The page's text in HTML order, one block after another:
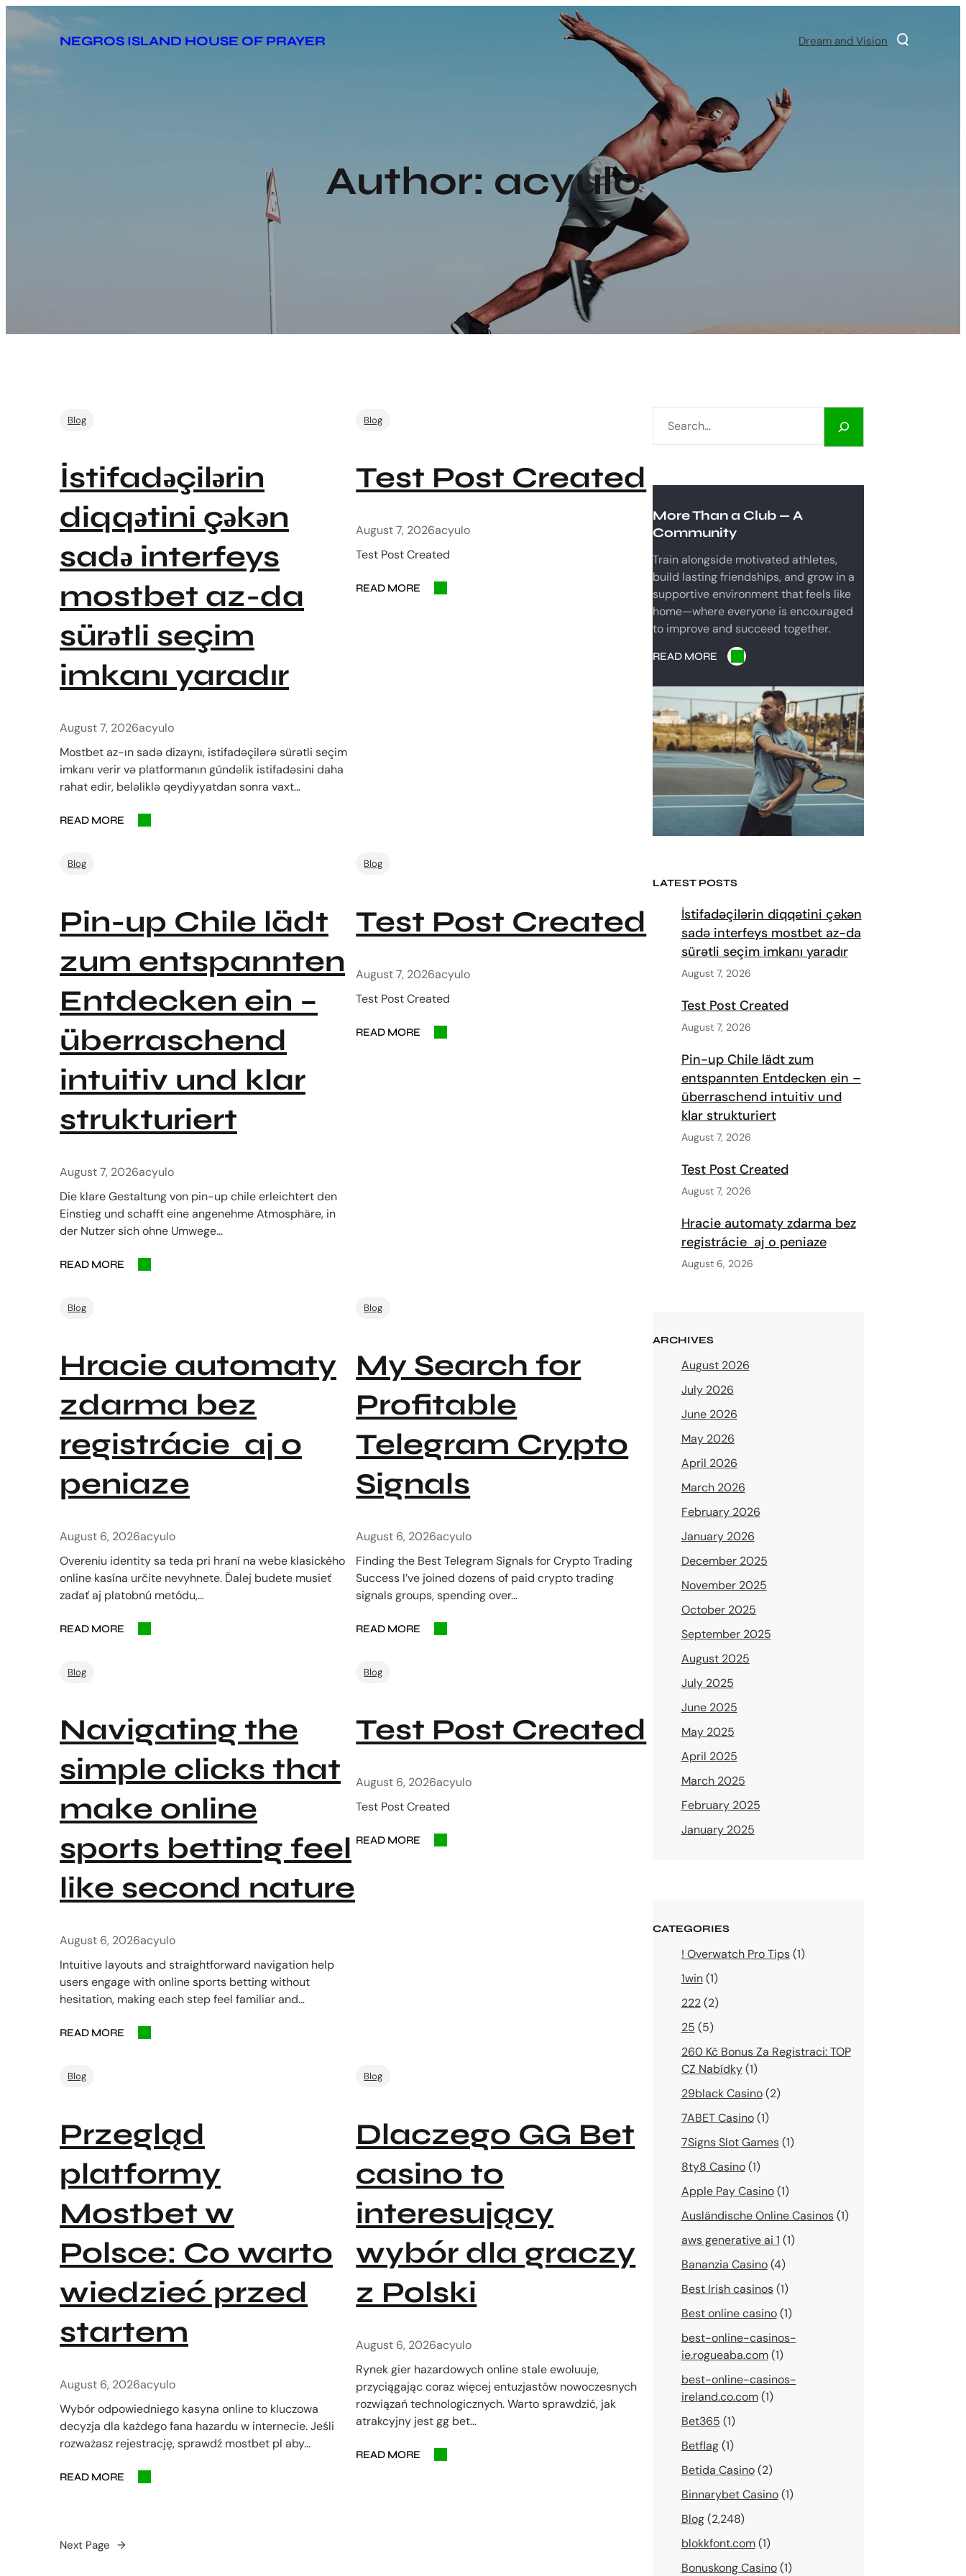
Skip
NEGROS ISLAND HOUSE OF PRAYER Dream and Vision
Author: acyulo
Blog
İstifadəçilərin
diqqətini çəkən
sadə interfeys
mostbet az-da
sürətli seçim
imkanı yaradır
August 7, 2026acyulo
Mostbet az-ın sadə dizaynı, istifadəçilərə sürətli seçim
imkanı verir və platformanın gündəlik istifadəsini daha
rahat edir, beləliklə qeydiyyatdan sonra vaxt…
READ MORE
Blog
Test Post Created
August 7, 2026acyulo
Test Post Created
READ MORE
Blog
Pin-up Chile lädt
zum entspannten
Entdecken ein –
überraschend
intuitiv und klar
strukturiert
August 7, 2026acyulo
Die klare Gestaltung von pin-up chile erleichtert den
Einstieg und schafft eine angenehme Atmosphäre, in
der Nutzer sich ohne Umwege…
READ MORE
Blog
Test Post Created
August 7, 2026acyulo
Test Post Created
READ MORE
Blog
Hracie automaty
zdarma bez
registrácie ️ aj o
peniaze
August 6, 2026acyulo
Overeniu identity sa teda pri hraní na webe klasického
online kasína určite nevyhnete. Ďalej budete musieť
zadať aj platobnú metódu,…
READ MORE
Blog
My Search for
Profitable
Telegram Crypto
Signals
August 6, 2026acyulo
Finding the Best Telegram Signals for Crypto Trading
Success I’ve joined dozens of paid crypto trading
signals groups, spending over…
READ MORE
Blog
Navigating the
simple clicks that
make online
sports betting feel
like second nature
August 6, 2026acyulo
Intuitive layouts and straightforward navigation help
users engage with online sports betting without
hesitation, making each step feel familiar and…
READ MORE
Blog
Test Post Created
August 6, 2026acyulo
Test Post Created
READ MORE
Blog
Przegląd
platformy
Mostbet w
Polsce: Co warto
wiedzieć przed
startem
August 6, 2026acyulo
Wybór odpowiedniego kasyna online to kluczowa
decyzja dla każdego fana hazardu w internecie. Jeśli
rozważasz rejestrację, sprawdź mostbet pl aby…
READ MORE
Blog
Dlaczego GG Bet
casino to
interesujący
wybór dla graczy
z Polski
August 6, 2026acyulo
Rynek gier hazardowych online stale ewoluuje,
przyciągając coraz więcej entuzjastów nowoczesnych
rozwiązań technologicznych. Warto sprawdzić, jak
atrakcyjny jest gg bet…
READ MORE
Next Page →
A
C
More Than a Club — A
Community
Train alongside motivated athletes,
build lasting friendships, and grow in a
supportive environment that feels like
home—where everyone is encouraged
to improve and succeed together.
READ MORE
LATEST POSTS
İstifadəçilərin diqqətini çəkən
sadə interfeys mostbet az-da
sürətli seçim imkanı yaradır
August 7, 2026
Test Post Created
August 7, 2026
Pin-up Chile lädt zum
entspannten Entdecken ein –
überraschend intuitiv und
klar strukturiert
August 7, 2026
Test Post Created
August 7, 2026
Hracie automaty zdarma bez
registrácie ️ aj o peniaze
August 6, 2026
ARCHIVES
August 2026
July 2026
June 2026
May 2026
April 2026
March 2026
February 2026
January 2026
December 2025
November 2025
October 2025
September 2025
August 2025
July 2025
June 2025
May 2025
April 2025
March 2025
February 2025
January 2025
CATEGORIES
! Overwatch Pro Tips(1)
1win(1)
222(2)
25 (5)
260 Kč Bonus Za Registraci: TOP
CZ Nabídky(1)
29black Casino(2)
7ABET Casino(1)
7Signs Slot Games(1)
8ty8 Casino(1)
Apple Pay Casino(1)
Ausländische Online Casinos(1)
aws generative ai 1 (1)
Bananzia Casino(4)
Best Irish casinos(1)
Best online casino(1)
best-online-casinos-
ie.rogueaba.com(1)
best-online-casinos-
ireland.co.com(1)
Bet365 (1)
Betflag(1)
Betida Casino(2)
Binnarybet Casino(1)
Blog(2,248)
blokkfont.com(1)
Bonuskong Casino(1)